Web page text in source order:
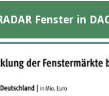
Fenster in